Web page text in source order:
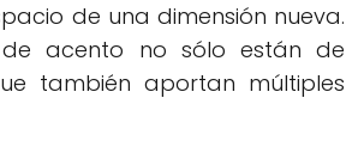
de una dimensión nueva.
acento no sólo están de
también aportan múltiples